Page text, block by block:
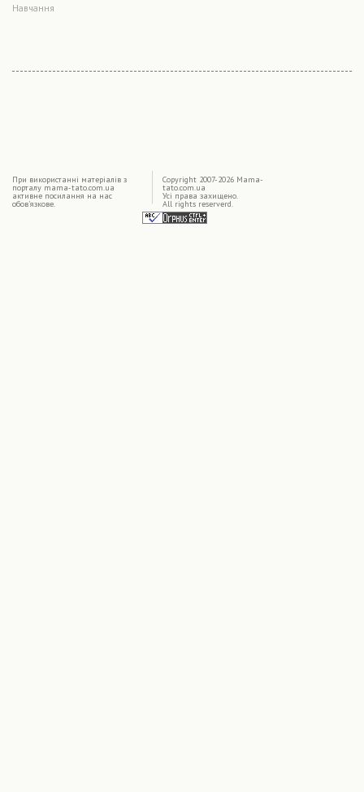
Навчання
При використаннi матерiалiв з
порталу mama-tato.com.ua
активне посилання на нас
обов'язкове.
Copyright 2007-2026 Mama-
tato.com.ua
Усі права захищено.
All rights reserverd.